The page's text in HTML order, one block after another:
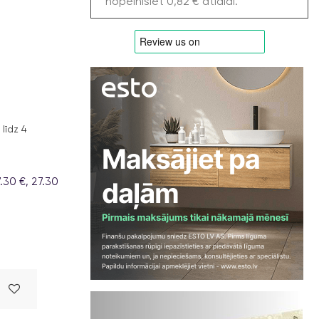
4
€, 27.30